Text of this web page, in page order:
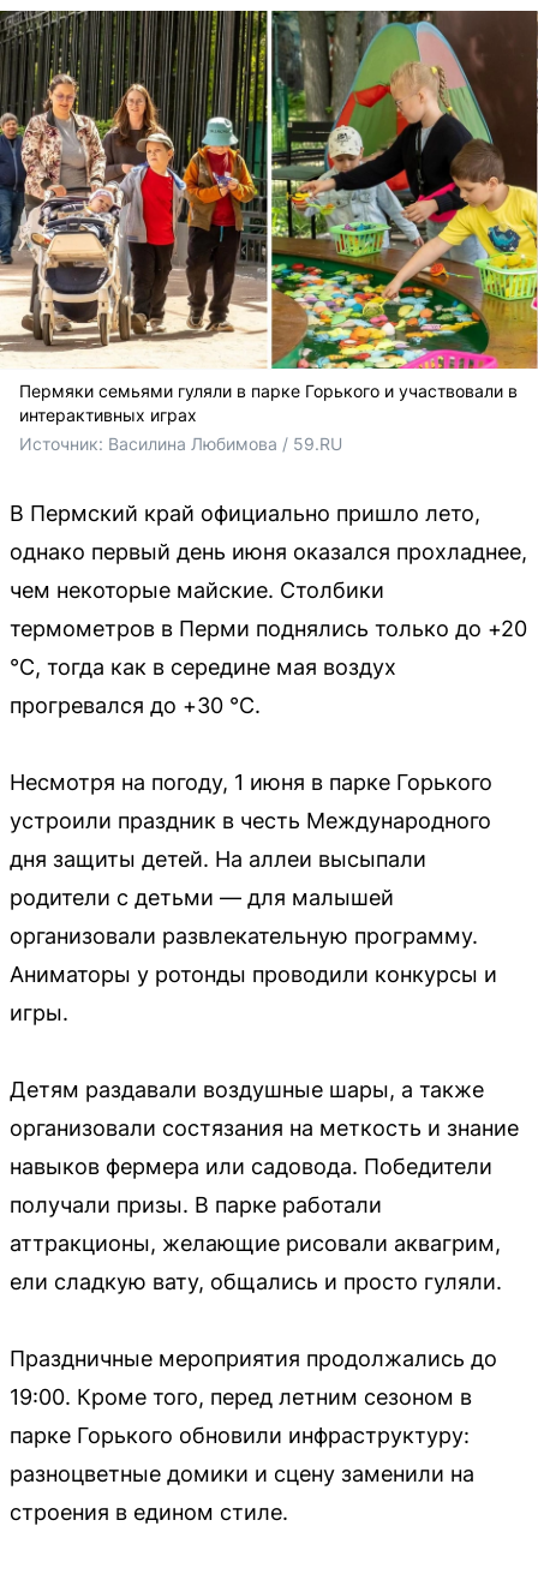
Пермяки семьями гуляли в парке Горького и участвовали в
интерактивных играх
Источник: Василина Любимова / 59.RU
В Пермский край официально пришло лето,
однако первый день июня оказался прохладнее,
чем некоторые майские. Столбики
термометров в Перми поднялись только до +20
°C, тогда как в середине мая воздух
прогревался до +30 °C.
Несмотря на погоду, 1 июня в парке Горького
устроили праздник в честь Международного
дня защиты детей. На аллеи высыпали
родители с детьми — для малышей
организовали развлекательную программу.
Аниматоры у ротонды проводили конкурсы и
игры.
Детям раздавали воздушные шары, а также
организовали состязания на меткость и знание
навыков фермера или садовода. Победители
получали призы. В парке работали
аттракционы, желающие рисовали аквагрим,
ели сладкую вату, общались и просто гуляли.
Праздничные мероприятия продолжались до
19:00. Кроме того, перед летним сезоном в
парке Горького обновили инфраструктуру:
разноцветные домики и сцену заменили на
строения в едином стиле.